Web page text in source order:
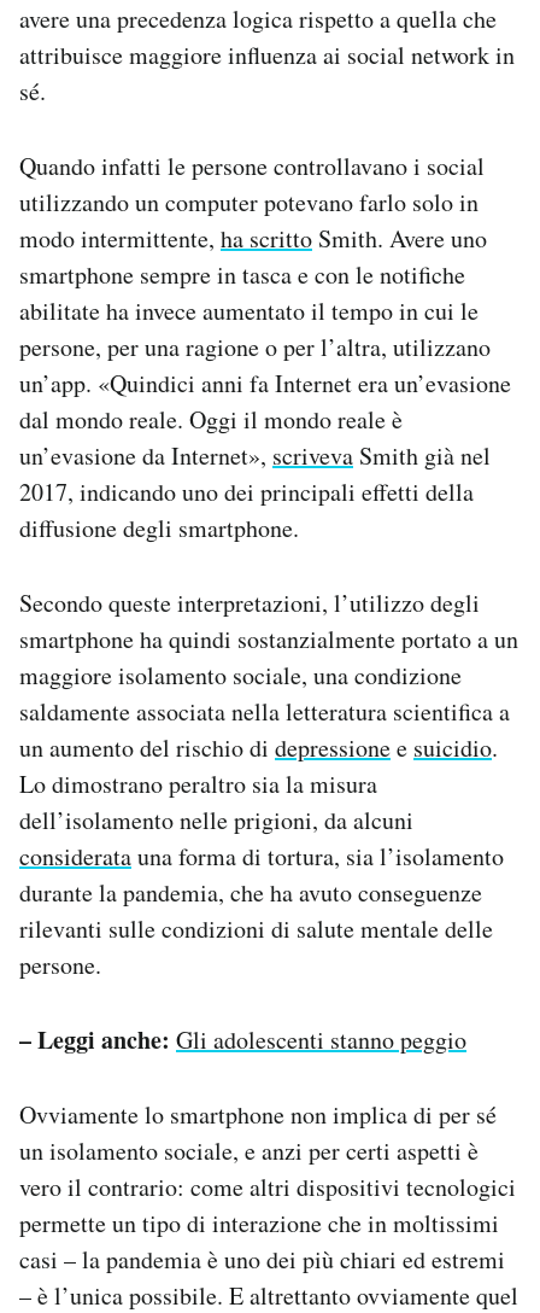
avere una precedenza logica rispetto a quella che
attribuisce maggiore influenza ai social network in
sé.
Quando infatti le persone controllavano i social
utilizzando un computer potevano farlo solo in
modo intermittente, ha scritto Smith. Avere uno
smartphone sempre in tasca e con le notifiche
abilitate ha invece aumentato il tempo in cui le
persone, per una ragione o per l’altra, utilizzano
un’app. «Quindici anni fa Internet era un’evasione
dal mondo reale. Oggi il mondo reale è
un’evasione da Internet», scriveva Smith già nel
2017, indicando uno dei principali effetti della
diffusione degli smartphone.
Secondo queste interpretazioni, l’utilizzo degli
smartphone ha quindi sostanzialmente portato a un
maggiore isolamento sociale, una condizione
saldamente associata nella letteratura scientifica a
un aumento del rischio di depressionee suicidio.
Lo dimostrano peraltro sia la misura
dell’isolamento nelle prigioni, da alcuni
consideratauna forma di tortura, sia l’isolamento
durante la pandemia, che ha avuto conseguenze
rilevanti sulle condizioni di salute mentale delle
persone.
– Leggi anche: Gli adolescenti stanno peggio
Ovviamente lo smartphone non implica di per sé
un isolamento sociale, e anzi per certi aspetti è
vero il contrario: come altri dispositivi tecnologici
permette un tipo di interazione che in moltissimi
casi – la pandemia è uno dei più chiari ed estremi
– è l’unica possibile. E altrettanto ovviamente quel